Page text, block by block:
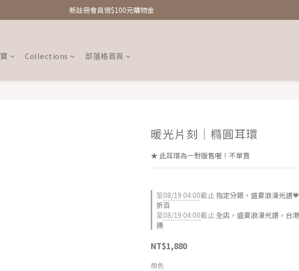
新註冊會員領$100元購物金
新註冊會員領$100元購物金
Collections 部落格首頁
暖光片刻｜橢圓耳環
★ 此耳環為一對販售喔！不單賣
至08/19 04:00截止 指定分類，盛夏浪漫光譜
折百
至08/19 04:00截止 全店，盛夏浪漫光譜，台
運
NT$1,880
顏色